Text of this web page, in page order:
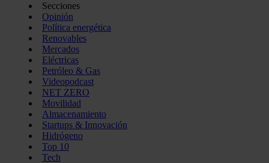
Secciones
Opinión
Política energética
Renovables
Mercados
Eléctricas
Petróleo & Gas
Videopodcast
NET ZERO
Movilidad
Almacenamiento
Startups & Innovación
Hidrógeno
Top 10
Tech